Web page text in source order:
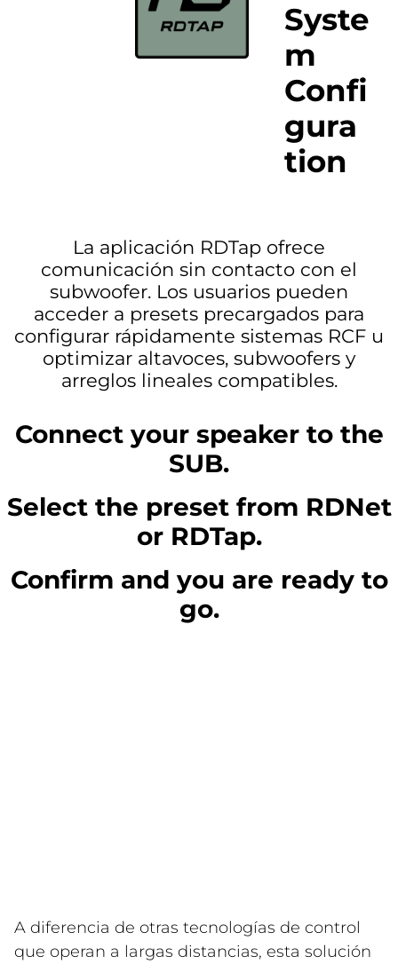
Syste
m
Confi
gura
tion
La aplicación RDTap ofrece
comunicación sin contacto con el
subwoofer. Los usuarios pueden
acceder a presets precargados para
configurar rápidamente sistemas RCF u
optimizar altavoces, subwoofers y
arreglos lineales compatibles.
Connect your speaker to the
SUB.
Select the preset from RDNet
or RDTap.
Confirm and you are ready to
go.
A diferencia de otras tecnologías de control
que operan a largas distancias, esta solución